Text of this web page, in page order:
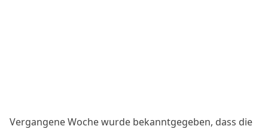
Vergangene Woche wurde bekanntgegeben, dass die